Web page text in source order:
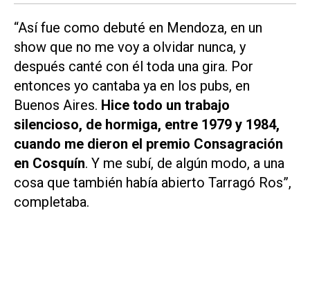
“Así fue como debuté en Mendoza, en un
show que no me voy a olvidar nunca, y
después canté con él toda una gira. Por
entonces yo cantaba ya en los pubs, en
Buenos Aires. Hice todo un trabajo
silencioso, de hormiga, entre 1979 y 1984,
cuando me dieron el premio Consagración
en Cosquín. Y me subí, de algún modo, a una
cosa que también había abierto Tarragó Ros”,
completaba.